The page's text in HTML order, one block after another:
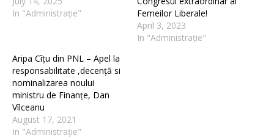
In "Administrație"
Femeilor Liberale!
April 3, 2023
In "Administrație"
Aripa Cîțu din PNL – Apel la
responsabilitate ,decență si
nominalizarea noului
ministru de Finanțe, Dan
Vîlceanu
August 17, 2021
In "Administrație"